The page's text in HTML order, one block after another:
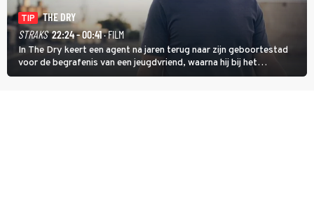
TIP
THE DRY
STRAKS 22:24 - 00:41· FILM
In The Dry keert een agent na jaren terug naar zijn geboortestad
voor de begrafenis van een jeugdvriend, waarna hij bij het
onderzoeken van diens dood een verband begint te vermoeden